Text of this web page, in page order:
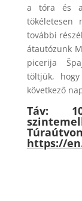
a tóra és a
tökéletesen
további
átautózunk
picerija
töltjük,
következő
Táv:
https://